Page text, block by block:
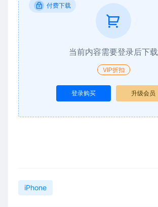
付费下载
当前内容需要登录后下载
VIP折扣
登录购买 升级会员
iPhone